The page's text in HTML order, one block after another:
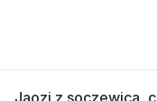
Jaozi z soczewicą,